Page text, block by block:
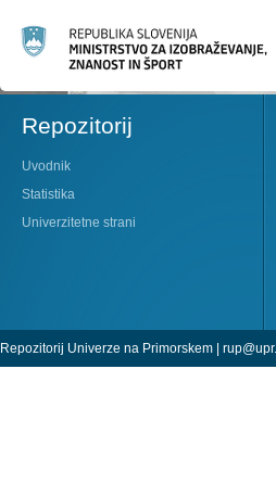
Repozitorij
Uvodnik
Statistika
Univerzitetne strani
Repozitorij Univerze na Primorskem |